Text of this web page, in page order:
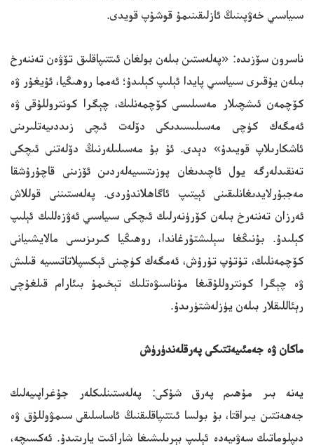
سىياسىي خەۋپىنىڭ ئازلىقىنىمۇ قوشۇپ قويدى.
ناسرون سۆزىدە: «پەلەستىن بىلەن بولغان ئىتتىپاقلىق تۆۋەن تەننەرخ
بىلەن يۇقىرى سىياسىي پايدا ئېلىپ كېلىدۇ؛ ئەمما روھىڭيا، ئۇيغۇر ۋە
كۆچمەن ئىشچىلار مەسىلىسى كۆچمەنلىك، چېگرا كونتروللۇقى ۋە
ئەمگەك كۈچى مەسىلىسىدىكى دۆلەت ئىچى زىددىيەتلىرىنى
ئاشكارىلاپ قويىدۇ» دېدى. ئۇ بۇ مەسىلىلەرنىڭ دۆلەتنى ئىچكى
تەنقىدلەرگە يول ئاچىدىغان پوزىتسىيەلەردىن ئۆزىنى قاچۇرۇشقا
مەجبۇرلايدىغانلىقىنى ئېيتىپ ئاگاھلاندۇردى. پەلەستىننى قوللاش
ئەرزان تەننەرخ بىلەن كۆرۈنەرلىك ئىچكى سىياسىي ئەۋزەللىك ئېلىپ
كېلىدۇ. بۇنىڭغا سېلىشتۇرغاندا، روھىڭيا كىرىزىسى مالايشىيانى
كۆچمەنلىك، تۇتۇپ تۇرۇش، ئەمگەك كۈچىنى ئېكسپلاتاتسىيە قىلىش
ۋە چېگرا كونتروللۇقىغا مۇناسىۋەتلىك تېخىمۇ بىئارام قىلغۇچى
رېئاللىقلار بىلەن يۈزلەشتۈرىدۇ.
ماكان ۋە جەمئىيەتتىكى پەرقلەندۈرۈش
يەنە بىر مۇھىم پەرق شۇكى: پەلەستىنلىكلەر جۇغراپىيەلىك
جەھەتتىن يىراقتا، بۇ بولسا ئىتتىپاقلىقنىڭ ئاساسلىقى سىمۋوللۇق ۋە
دىپلوماتىك سەۋىيەدە ئېلىپ بېرىلىشىغا شارائىت يارىتىدۇ. ئەكسىچە،